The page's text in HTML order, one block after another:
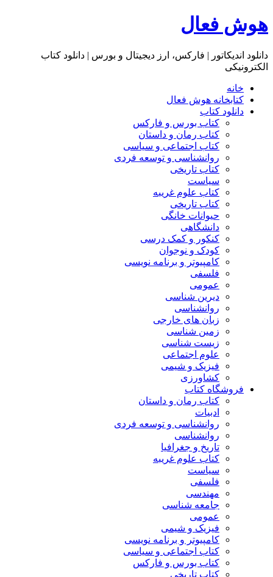
هوش فعال
دانلود اندیکاتور | فارکس، ارز دیجیتال و بورس | دانلود کتاب
الکترونیکی
خانه
کتابخانه هوش فعال
دانلود کتاب
کتاب بورس و فارکس
کتاب رمان و داستان
کتاب اجتماعی و سیاسی
روانشناسی و توسعه فردی
کتاب تاریخی
سیاست
کتاب علوم غریبه
کتاب تاریخی
حیوانات خانگی
دانشگاهی
کنکور و کمک‌ درسی
کودک و نوجوان
کامپیوتر و برنامه نویسی
فلسفی
عمومی
دیرین شناسی
روانشناسی
زبان های خارجی
زمین شناسی
زیست شناسی
علوم اجتماعی
فیزیک و شیمی
کشاورزی
فروشگاه کتاب
کتاب رمان و داستان
ادبیات
روانشناسی و توسعه فردی
روانشناسی
تاریخ و جغرافیا
کتاب علوم غریبه
سیاست
فلسفی
مهندسی
جامعه شناسی
عمومی
فیزیک و شیمی
کامپیوتر و برنامه نویسی
کتاب اجتماعی و سیاسی
کتاب بورس و فارکس
کتاب تاریخی